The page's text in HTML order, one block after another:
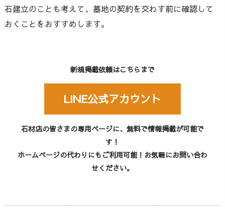
石建立のことも考えて、墓地の契約を交わす前に確認して
おくことをおすすめします。
新規掲載依頼はこちらまで
LINE公式アカウント
石材店の皆さまの専用ページに、無料で情報掲載が可能で
す！
ホームページの代わりにもご利用可能！お気軽にお問い合わ
せください。